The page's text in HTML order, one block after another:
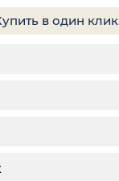
в один клик